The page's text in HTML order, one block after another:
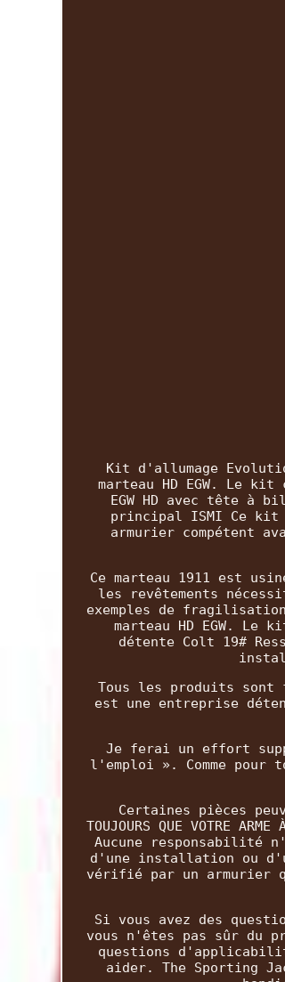
Kit d'allumage
marteau HD EGW. Le kit
EGW HD avec tête à
principal ISMI Ce
armurier compétent
Ce marteau 1911 est
les revêtements
exemples de fragilisation
marteau HD EGW. Le
détente Colt 19#
Tous les produits sont
est une entreprise
Je ferai un effort
l'emploi ». Comme
Certaines pièces
TOUJOURS QUE VOTRE
Aucune responsabilité
d'une installation ou
vérifié par un armurier
Si vous avez des
vous n'êtes pas sûr du
questions
aider. The Sporting